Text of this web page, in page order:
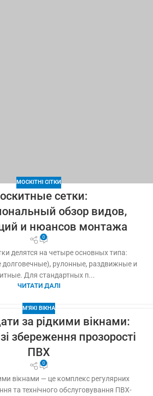
МОСКІТНІ СІТКИ
сетки:
обзор видов,
и нюансов монтажа
0
делятся на четыре основных типа:
рулонные, раздвижные и
Для стандартных п...
ЧИТАТИ ДАЛІ
М'ЯКІ ВІКНА
за рідкими вікнами:
збереження прозорості
ПВХ
0
вікнами — це комплекс регулярних
та технічного обслуговування ПВХ-